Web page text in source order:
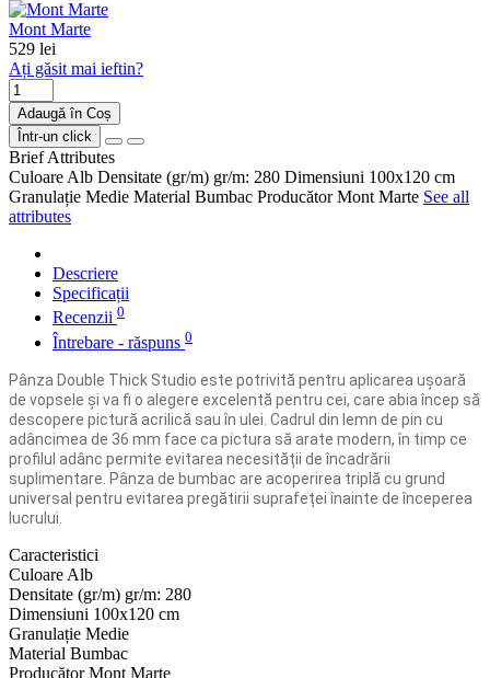
Mont Marte
529 lei
Ați găsit mai ieftin?
Adaugă în Coș
Într-un click
Brief Attributes
Culoare Alb Densitate (gr/m) gr/m: 280 Dimensiuni 100х120 cm
Granulație Medie Material Bumbac Producător Mont Marte See all
attributes
Descriere
Specificații
Recenzii 0
Întrebare - răspuns 0
Pânza Double Thick Studio este potrivită pentru aplicarea ușoară
de vopsele și va fi o alegere excelentă pentru cei, care abia încep să
descopere pictură acrilică sau în ulei. Cadrul din lemn de pin cu
adâncimea de 36 mm face ca pictura să arate modern, în timp ce
profilul adânc permite evitarea necesității de încadrării
suplimentare. Pânza de bumbac are acoperirea triplă cu grund
universal pentru evitarea pregătirii suprafeței înainte de începerea
lucrului.
Caracteristici
Culoare Alb
Densitate (gr/m) gr/m: 280
Dimensiuni 100х120 cm
Granulație Medie
Material Bumbac
Producător Mont Marte